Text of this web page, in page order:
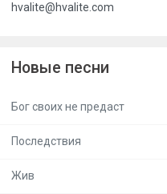
hvalite@hvalite.com
Новые песни
Бог своих не предаст
Последствия
Жив